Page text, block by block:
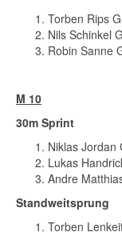
Torben Rips
Nils Schinkel
Robin Sanne
M 10
30m Sprint
Niklas Jordan
Lukas
Andre
Standweitsprung
Torben